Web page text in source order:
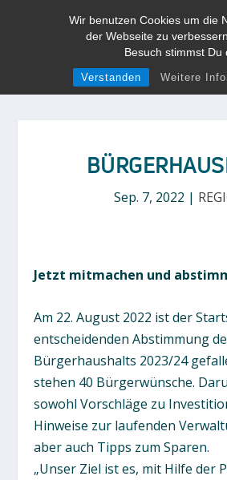
Wir benutzen Cookies um die
der Webseite zu
Besuch stimmst Du
Verstanden Weitere
Sep. 7, 2022 |
Jetzt mitmachen und
Am 22. August 2022 ist der
entscheidenden Abstimmung
Bürgerhaushalts 2023/24
stehen 40 Bürgerwünsche.
sowohl Vorschläge zu
Hinweise zur laufenden
aber auch Tipps zum Sparen.
„Unser Ziel ist es, mit Hilfe der